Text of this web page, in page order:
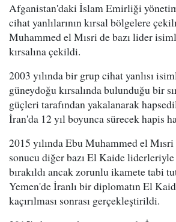
Afganistan'daki İslam Emirliği
cihat yanlılarının kırsal bölgelere
Muhammed el Mısri de bazı lider
kırsalına çekildi.
2003 yılında bir grup cihat yanlısı
güneydoğu kırsalında bulunduğu bir
güçleri tarafından yakalanarak
İran'da 12 yıl boyunca sürecek hapis
2015 yılında Ebu Muhammed el
sonucu diğer bazı El Kaide
bırakıldı ancak zorunlu ikamete tabi
Yemen'de İranlı bir diplomatın El
kaçırılması sonrası gerçekleştirildi.